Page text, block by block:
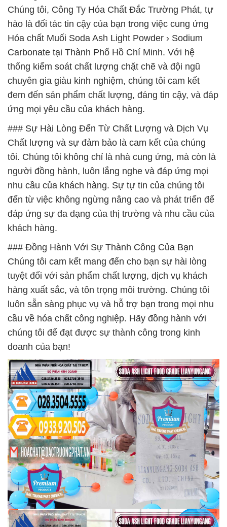
Chúng tôi, Công Ty Hóa Chất Đắc Trường Phát, tự
hào là đối tác tin cậy của bạn trong việc cung ứng
Hóa chất Muối Soda Ash Light Powder › Sodium
Carbonate tại Thành Phố Hồ Chí Minh. Với hệ
thống kiểm soát chất lượng chặt chẽ và đội ngũ
chuyên gia giàu kinh nghiệm, chúng tôi cam kết
đem đến sản phẩm chất lượng, đáng tin cậy, và đáp
ứng mọi yêu cầu của khách hàng.
### Sự Hài Lòng Đến Từ Chất Lượng và Dịch Vụ
Chất lượng và sự đảm bảo là cam kết của chúng
tôi. Chúng tôi không chỉ là nhà cung ứng, mà còn là
người đồng hành, luôn lắng nghe và đáp ứng mọi
nhu cầu của khách hàng. Sự tự tin của chúng tôi
đến từ việc không ngừng nâng cao và phát triển để
đáp ứng sự đa dạng của thị trường và nhu cầu của
khách hàng.
### Đồng Hành Với Sự Thành Công Của Bạn
Chúng tôi cam kết mang đến cho bạn sự hài lòng
tuyệt đối với sản phẩm chất lượng, dịch vụ khách
hàng xuất sắc, và tôn trọng môi trường. Chúng tôi
luôn sẵn sàng phục vụ và hỗ trợ bạn trong mọi nhu
cầu về hóa chất công nghiệp. Hãy đồng hành với
chúng tôi để đạt được sự thành công trong kinh
doanh của bạn!